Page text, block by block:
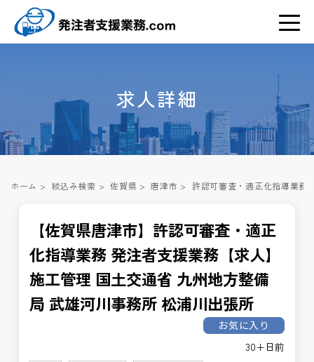
求人詳細
ホーム > 絞込み検索 > 佐賀県 > 唐津市 > 許認可審査・適正化指導業務
【佐賀県唐津市】許認可審査・適正
化指導業務 発注者支援業務【求人】
施工管理 国土交通省 九州地方整備
局 武雄河川事務所 松浦川出張所
お気に入り
30+日前